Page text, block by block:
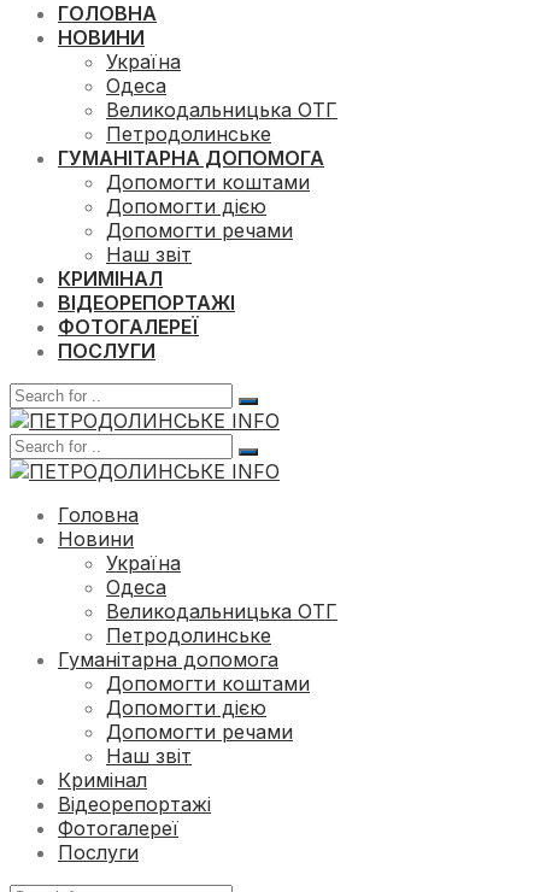
ГОЛОВНА
НОВИНИ
Україна
Одеса
Великодальницька ОТГ
Петродолинське
ГУМАНІТАРНА ДОПОМОГА
Допомогти коштами
Допомогти дією
Допомогти речами
Наш звіт
КРИМІНАЛ
ВІДЕОРЕПОРТАЖІ
ФОТОГАЛЕРЕЇ
ПОСЛУГИ
Головна
Новини
Україна
Одеса
Великодальницька ОТГ
Петродолинське
Гуманітарна допомога
Допомогти коштами
Допомогти дією
Допомогти речами
Наш звіт
Кримінал
Відеорепортажі
Фотогалереї
Послуги